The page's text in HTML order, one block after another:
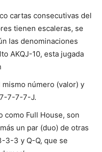
cartas consecutivas del
tienen escaleras, se
las denominaciones
AKQJ-10, esta jugada
número (valor) y
7-7-7-J.
como Full House, son
un par (duo) de otras
3-3 y Q-Q, que se